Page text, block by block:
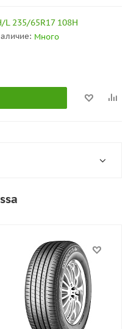
235/65R17 108H
Много